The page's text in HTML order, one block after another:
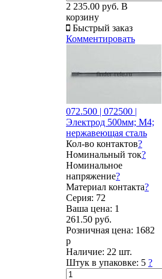
2 235.00 руб. В
корзину
Быстрый заказ
Комментировать
072.500 | 072500 |
Электрод 500мм; М4;
нержавеющая сталь
Кол-во контактов?
Номинальный ток?
Номинальное
напряжение?
Материал контакта?
Серия: 72
Ваша цена: 1
261.50 руб.
Розничная цена: 1682
р
Наличие: 22 шт.
Штук в упаковке: 5 ?